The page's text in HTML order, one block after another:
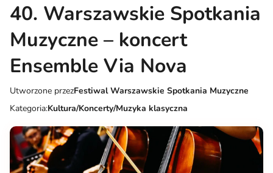
Kontakt
Pobierz aplikację:
40. Warszawskie Spotkania
Muzyczne – koncert
Ensemble Via Nova
Utworzone przezFestiwal Warszawskie Spotkania Muzyczne
Kategoria:Kultura/Koncerty/Muzyka klasyczna